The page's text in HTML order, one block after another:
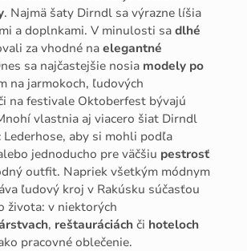
. Najmä šaty Dirndl sa výrazne líšia
a doplnkami. V minulosti sadlhé
za vhodné naelegantné
sa najčastejšie nosia modely po
na jarmokoch, ľudových
na festivale Oktoberfest bývajú
vlastnia aj viacero šiat Dirndl
Lederhose, aby si mohli podľa
jednoducho pre väčšiu pestrosť
outfit. Napriek všetkým módnym
ľudový kroj v Rakúsku súčasťou
života: v niektorých
, reštauráciách či hoteloch
pracovné oblečenie.